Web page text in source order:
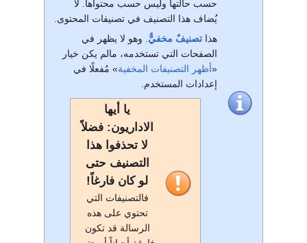
حسب حالتها وليس حسب محتواها. لا
يُضاف هذا التصنيف في تصنيفات المحتوى.
هذا تصنيفٌ مخفيٌّ . وهو لا يظهر في
الصفحات التي تستخدمه، مالم يكن خيار
«أظهر التصنيفات المخفية» مُفعلًا في
إعدادات المستخدم.
يا أيها
الاداريون: فضلاً
لا تحذفوا هذا
التصنيف حتى
لو كان فارغاً!
فالتصنيفات التي
تحتوي على هذه
الرسالة قد تكون